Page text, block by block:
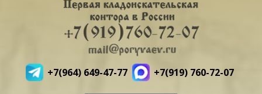
+7(964) 649-47-77 +7(919) 760-72-07